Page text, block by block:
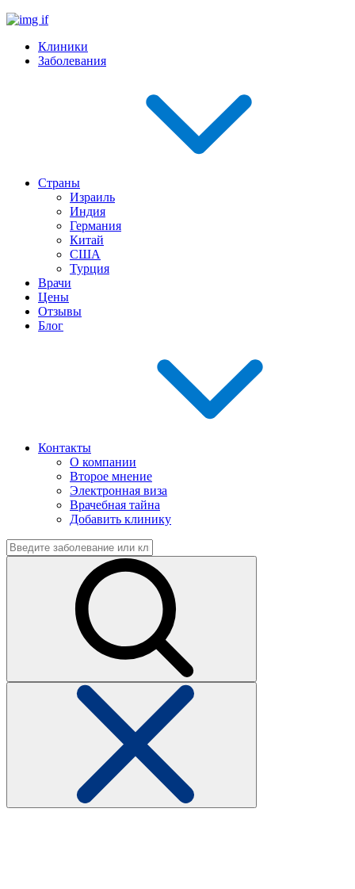
Клиники
Заболевания
Страны
Израиль
Индия
Германия
Китай
США
Турция
Врачи
Цены
Отзывы
Блог
Контакты
О компании
Второе мнение
Электронная виза
Врачебная тайна
Добавить клинику